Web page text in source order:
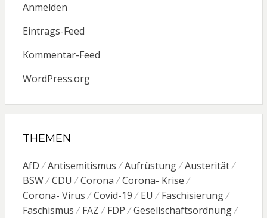
Anmelden
Eintrags-Feed
Kommentar-Feed
WordPress.org
THEMEN
AfD Antisemitismus Aufrüstung
Austerität
BSW
CDU Corona
Corona- Krise
Corona- Virus
Covid-19 EU
Faschisierung
Faschismus
FAZ FDP
Gesellschaftsordnung